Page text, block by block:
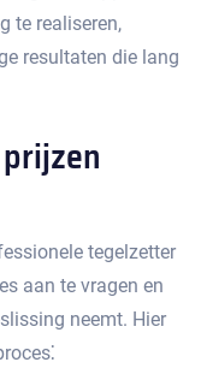
te realiseren,
resultaten die lang
tegelzetter
aan te vragen en
neemt.​ Hier